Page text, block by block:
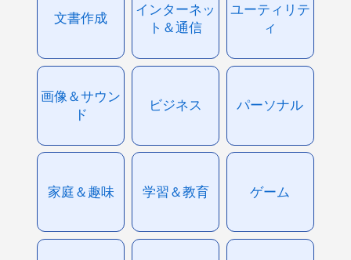
文書作成
インターネッ
ト＆通信
ユーティリテ
ィ
画像＆サウン
ド
ビジネス パーソナル
家庭＆趣味 学習＆教育 ゲーム